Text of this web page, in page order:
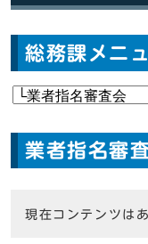
総務課メニ
業者指名審
現在コンテンツは